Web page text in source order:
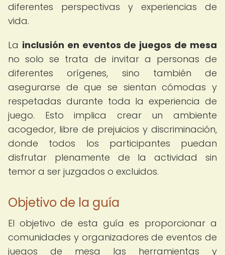
diferentes perspectivas y experiencias de
vida.
La inclusión en eventos de juegos de mesa
no solo se trata de invitar a personas de
diferentes orígenes, sino también de
asegurarse de que se sientan cómodas y
respetadas durante toda la experiencia de
juego. Esto implica crear un ambiente
acogedor, libre de prejuicios y discriminación,
donde todos los participantes puedan
disfrutar plenamente de la actividad sin
temor a ser juzgados o excluidos.
Objetivo de la guía
El objetivo de esta guía es proporcionar a
comunidades y organizadores de eventos de
juegos de mesa las herramientas y